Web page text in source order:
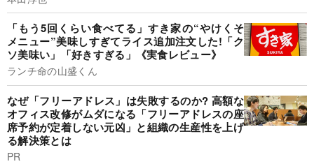
「もう5回くらい食べてる」すき家の“やけくそ
メニュー”美味しすぎてライス追加注文した!「ク
ソ美味い」「好きすぎる」《実食レビュー》
ランチ命の山盛くん
なぜ「フリーアドレス」は失敗するのか? 高額な
オフィス改修がムダになる「フリーアドレスの座
席予約が定着しない元凶」と組織の生産性を上げ
る解決策とは
PR